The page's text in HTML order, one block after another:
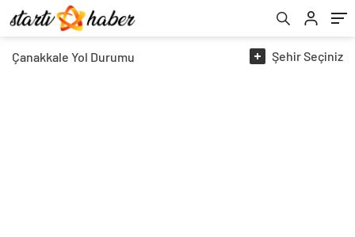
Çanakkale Yol Durumu ŞehirSeçiniz